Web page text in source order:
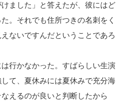
ました」と答えたが、彼にはど
。それでも住所つきの名刺をく
ないですんだということであろ
行かなかった。すばらしい生演
て、夏休みには夏休みで充分海
えるのが良いと判断したから